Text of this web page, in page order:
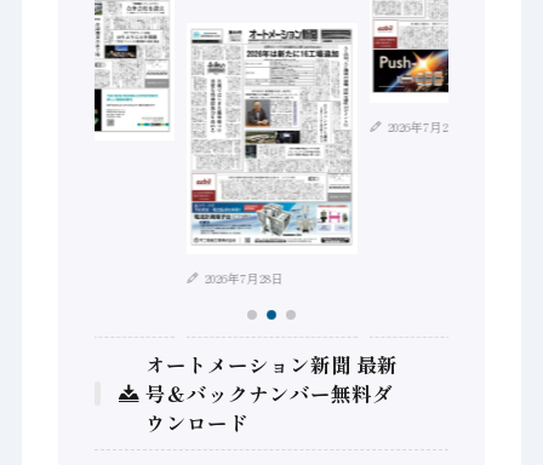
2026年7月28日
2026年7月21日
オートメーション新聞 最新
号＆バックナンバー無料ダ
ウンロード